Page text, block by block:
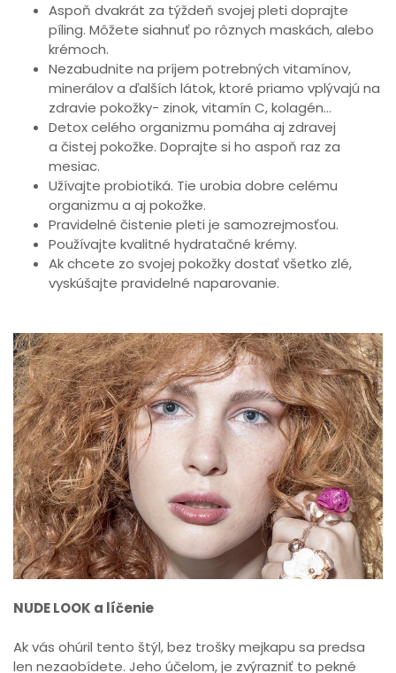
Aspoň dvakrát za týždeň svojej pleti doprajte
píling. Môžete siahnuť po rôznych maskách, alebo
krémoch.
Nezabudnite na príjem potrebných vitamínov,
minerálov a ďalších látok, ktoré priamo vplývajú na
zdravie pokožky- zinok, vitamín C, kolagén…
Detox celého organizmu pomáha aj zdravej
a čistej pokožke. Doprajte si ho aspoň raz za
mesiac.
Užívajte probiotiká. Tie urobia dobre celému
organizmu a aj pokožke.
Pravidelné čistenie pleti je samozrejmosťou.
Používajte kvalitné hydratačné krémy.
Ak chcete zo svojej pokožky dostať všetko zlé,
vyskúšajte pravidelné naparovanie.
NUDE LOOK a líčenie
Ak vás ohúril tento štýl, bez trošky mejkapu sa predsa
len nezaobídete. Jeho účelom, je zvýrazniť to pekné